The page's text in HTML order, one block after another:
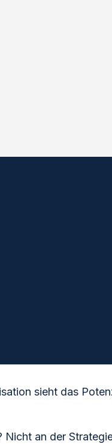
sieht das
Nicht an der